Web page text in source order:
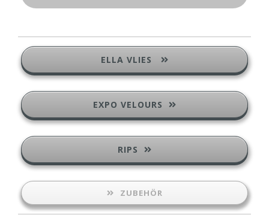
ELLA VLIES
EXPO VELOURS
RIPS
ZUBEHÖR